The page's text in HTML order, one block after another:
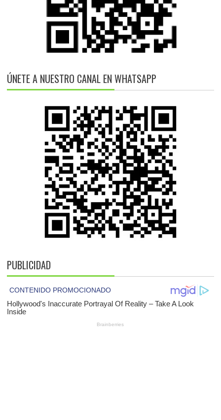
ÚNETE A NUESTRO CANAL EN WHATSAPP
PUBLICIDAD